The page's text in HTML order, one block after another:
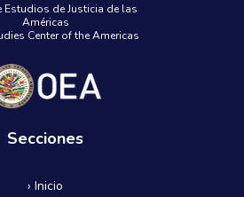
Estudios de Justicia de las
Américas
Center of the Americas
Secciones
› Inicio